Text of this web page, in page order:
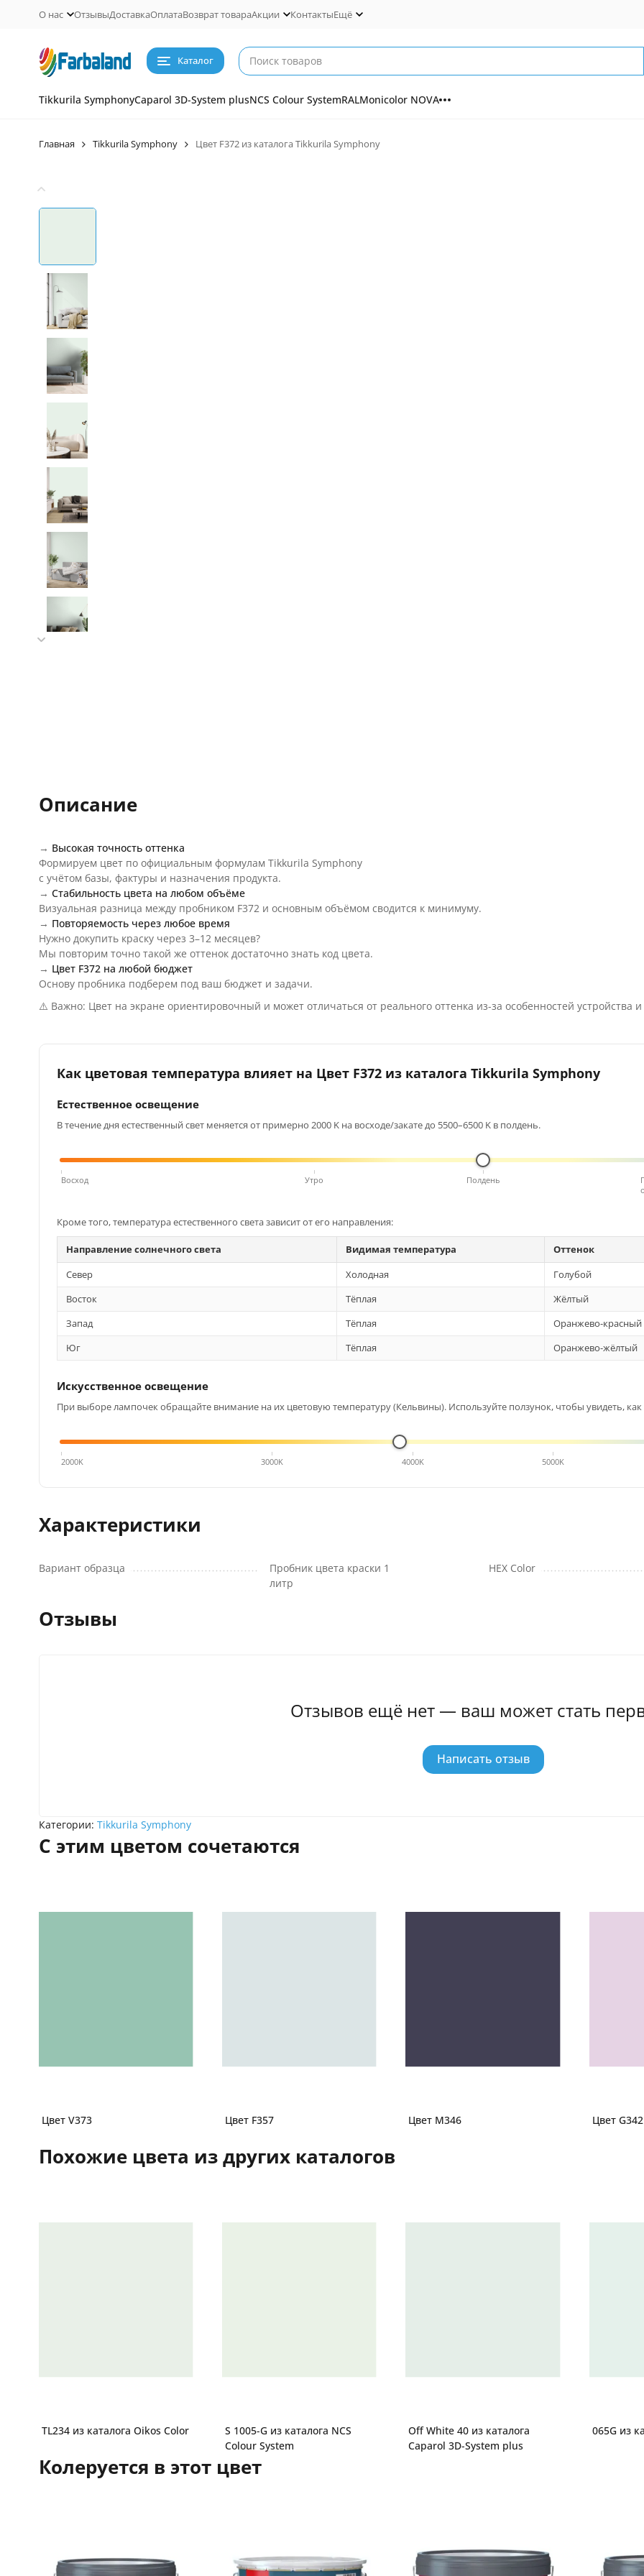
О нас ОтзывыДоставкаОплатаВозврат товараАкции КонтактыЕщё
Каталог
Tikkurila SymphonyCaparol 3D-System plusNCS Colour SystemRALMonicolor NOVA
Главная Tikkurila Symphony Цвет F372 из каталога Tikkurila Symphony
Описание
→ Высокая точность оттенка
Формируем цвет по официальным формулам Tikkurila Symphony
с учётом базы, фактуры и назначения продукта.
→ Стабильность цвета на любом объёме
Визуальная разница между пробником F372 и основным объёмом сводится к минимуму.
→ Повторяемость через любое время
Нужно докупить краску через 3–12 месяцев?
Мы повторим точно такой же оттенок достаточно знать код цвета.
→ Цвет F372 на любой бюджет
Основу пробника подберем под ваш бюджет и задачи.
⚠️ Важно: Цвет на экране ориентировочный и может отличаться от реального оттенка из-за особенностей устройства
Как цветовая температура влияет на Цвет F372 из каталога Tikkurila Symphony
Естественное освещение
В течение дня естественный свет меняется от примерно 2000 K на восходе/закате до 5500–6500 K в полдень.
Восход Утро Полдень
Кроме того, температура естественного света зависит от его направления:
Направление солнечного света Видимая температура
Оттенок
Север
Холодная
Голубой
Восток
Тёплая
Жёлтый
Запад
Тёплая
Оранжево-красный
Юг
Тёплая Оранжево-жёлтый
Искусственное освещение
При выборе лампочек обращайте внимание на их цветовую температуру (Кельвины). Используйте ползунок, чтобы увидеть,
4000K
2000K 3000K 4000K 5000K
Характеристики
Вариант образца
Пробник цвета краски 1
литр
HEX Color
Отзывы
Отзывов ещё нет — ваш может стать
Написать отзыв
Категории: Tikkurila Symphony
С этим цветом сочетаются
Цвет V373 Цвет F357 Цвет M346 Цвет G342
Похожие цвета из других каталогов
TL234 из каталога Oikos Color
S 1005-G из каталога NCS
Colour System
Off White 40 из каталога
Caparol 3D-System plus
065G из
Колеруется в этот цвет